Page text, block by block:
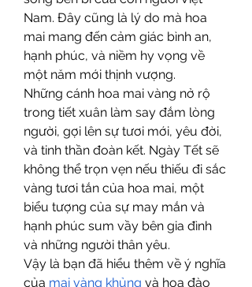
Nam. Đây cũng là lý do mà hoa
mai mang đến cảm giác bình an,
hạnh phúc, và niềm hy vọng về
một năm mới thịnh vượng.
Những cánh hoa mai vàng nở rộ
trong tiết xuân làm say đắm lòng
người, gợi lên sự tươi mới, yêu đời,
và tinh thần đoàn kết. Ngày Tết sẽ
không thể trọn vẹn nếu thiếu đi sắc
vàng tươi tắn của hoa mai, một
biểu tượng của sự may mắn và
hạnh phúc sum vầy bên gia đình
và những người thân yêu.
Vậy là bạn đã hiểu thêm về ý nghĩa
của mai vàng khủng và hoa đào